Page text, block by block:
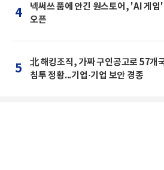
4
넥써쓰 품에 안긴 원스토어, 'AI 게임'
오픈
5
北 해킹조직, 가짜 구인공고로 57개
침투 정황...기업·기업 보안 경종